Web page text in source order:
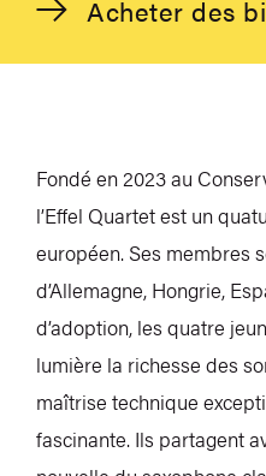
Acheter des
Fondé en 2023 au
l’Effel Quartet est un
européen. Ses membres
d’Allemagne, Hongrie,
d’adoption, les quatre
lumière la richesse des
maîtrise technique
fascinante. Ils partagent